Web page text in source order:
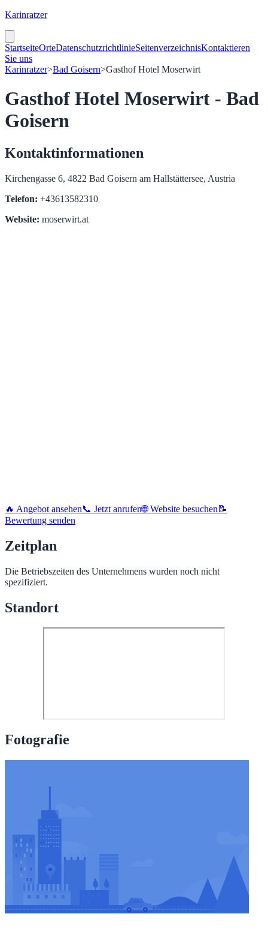
Karinratzer
StartseiteOrteDatenschutzrichtlinieSeitenverzeichnisKontaktieren
Sie uns
Karinratzer>Bad Goisern>Gasthof Hotel Moserwirt
Gasthof Hotel Moserwirt - Bad
Goisern
Kontaktinformationen
Kirchengasse 6, 4822 Bad Goisern am Hallstättersee, Austria
Telefon: +43613582310
Website: moserwirt.at
🔥 Angebot ansehen📞 Jetzt anrufen🌐 Website besuchen 📝
Bewertung senden
Zeitplan
Die Betriebszeiten des Unternehmens wurden noch nicht
spezifiziert.
Standort
Fotografie